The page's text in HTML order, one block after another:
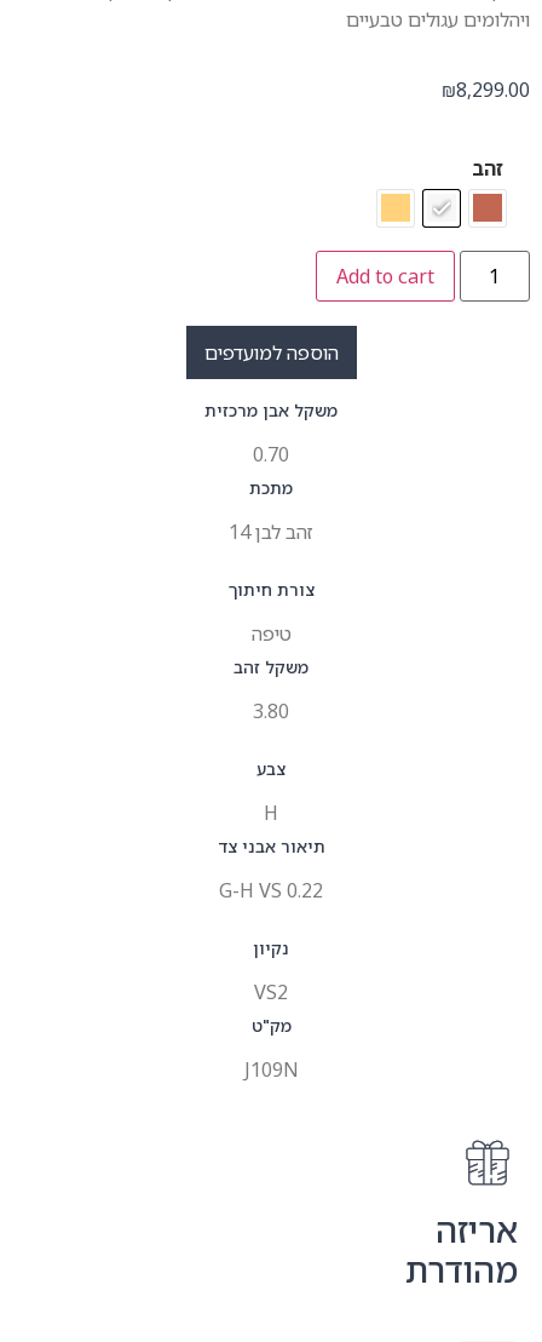
ויהלומים עגולים טבעיים
₪8,299.00
זהב
Add to cart
הוספה למועדפים
משקל אבן מרכזית
0.70
מתכת
זהב לבן 14
צורת חיתוך
טיפה
משקל זהב
3.80
צבע
H
תיאור אבני צד
0.22 G-H VS
נקיון
VS2
מק"ט
J109N
אריזה
מהודרת